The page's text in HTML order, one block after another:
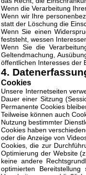
Wenn die Verarbeitung
Wenn wir Ihre
statt der Löschung die
Wenn Sie einen
feststeht, wessen
Wenn Sie die
Geltendmachung,
öffentlichen Interesses der
4.
Cookies
Unsere Internetseiten
Dauer einer Sitzung
Permanente Cookies
Teilweise können auch
Nutzung bestimmter
Cookies haben
oder die Anzeige von
Cookies, die zur
Optimierung der Website
keine andere
optimierten